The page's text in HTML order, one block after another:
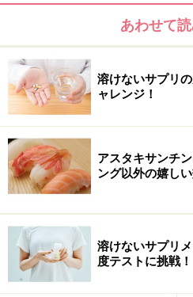
錠剤にしたようなサプリメ
あわせて
溶けないサプリ
ャレンジ！
アスタキサンチ
ング以外の嬉し
溶けないサプリ
度テストに挑戦！